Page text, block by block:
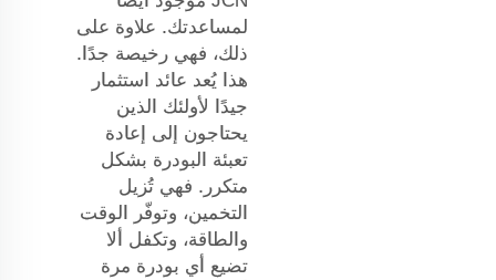
لمساعدتك. علاوة على
ذلك، فهي رخيصة جدًا.
هذا يُعد عائد استثمار
جيدًا لأولئك الذين
يحتاجون إلى إعادة
تعبئة البودرة بشكل
متكرر. فهي تُزيل
التخمين، وتوفّر الوقت
والطاقة، وتكفل ألا
تضيع أي بودرة مرة